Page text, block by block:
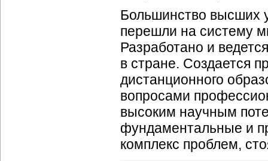
Большинство высших
перешли на систему
Разработано и
в стране. Создается
дистанционного
вопросами
высоким научным
фундаментальные и
комплекс проблем,